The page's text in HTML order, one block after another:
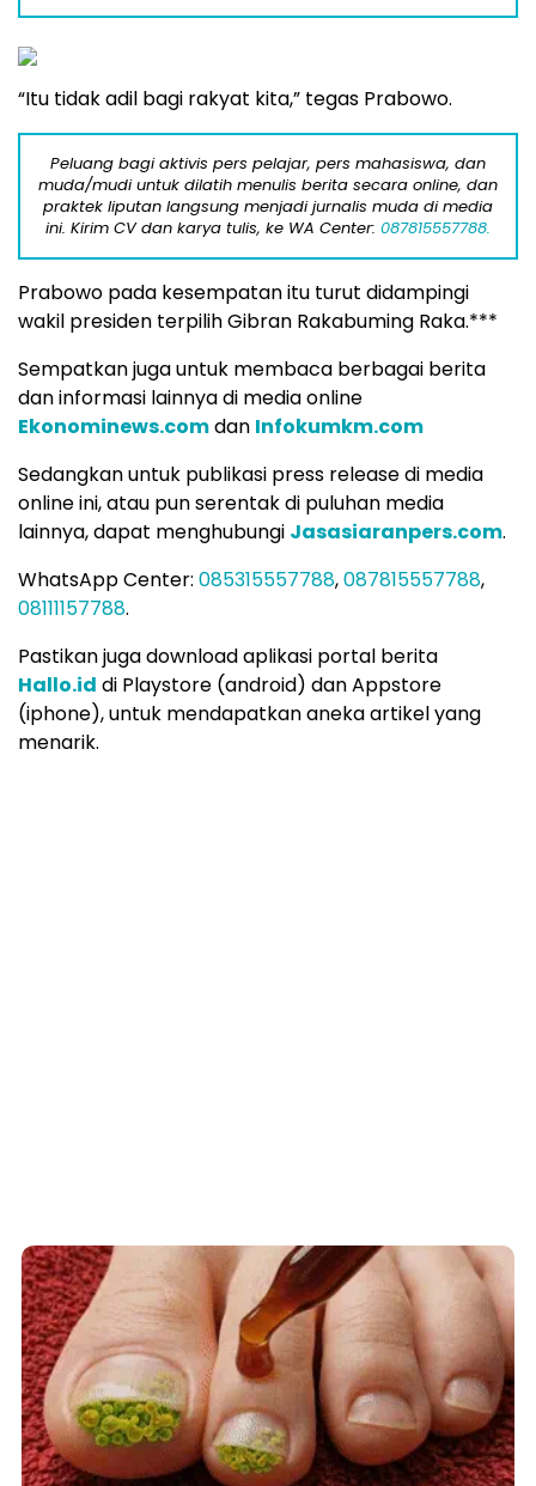
“Itu tidak adil bagi rakyat kita,” tegas Prabowo.
Peluang bagi aktivis pers pelajar, pers mahasiswa, dan
muda/mudi untuk dilatih menulis berita secara online, dan
praktek liputan langsung menjadi jurnalis muda di media
ini. Kirim CV dan karya tulis, ke WA Center: 087815557788.
Prabowo pada kesempatan itu turut didampingi
wakil presiden terpilih Gibran Rakabuming Raka.***
Sempatkan juga untuk membaca berbagai berita
dan informasi lainnya di media online
Ekonominews.comdan Infokumkm.com
Sedangkan untuk publikasi press release di media
online ini, atau pun serentak di puluhan media
lainnya, dapat menghubungi Jasasiaranpers.com.
WhatsApp Center: 085315557788,087815557788,
08111157788.
Pastikan juga download aplikasi portal berita
Hallo.id di Playstore (android) dan Appstore
(iphone), untuk mendapatkan aneka artikel yang
menarik.